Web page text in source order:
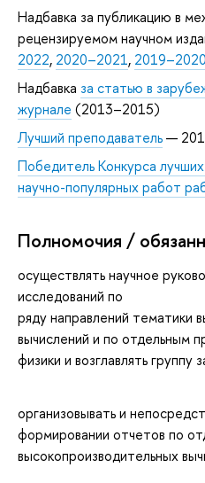
Надбавка за публикацию в
рецензируемом научном
2022, 2020–2021, 2019–2020
Надбавка за статью в
журнале (2013–2015)
Лучший преподаватель—
Победитель Конкурса
научно-популярных работ
Полномочия /
осуществлять научное
исследований по
ряду направлений тематики
вычислений и по отдельным
физики и возглавлять группу
организовывать и
формировании отчетов по
высокопроизводительных